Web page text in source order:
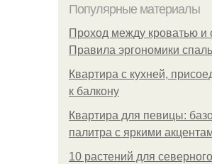
Популярные материалы
Проход между кроватью и
Правила эргономики
Квартира с кухней,
к балкону
Квартира для певицы:
палитра с яркими
10 растений для